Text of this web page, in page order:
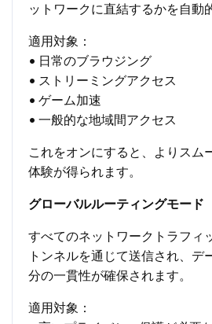
ットワークに直結するかを自動
適用対象：
• 日常のブラウジング
• ストリーミングアクセス
• ゲーム加速
• 一般的な地域間アクセス
これをオンにすると、よりスム
体験が得られます。
グローバルルーティングモード
すべてのネットワークトラフィ
トンネルを通じて送信され、デ
分の一貫性が確保されます。
適用対象：